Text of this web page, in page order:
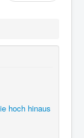
hoch hinaus